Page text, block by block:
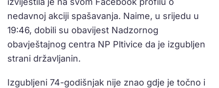
nedavnoj akciji spašavanja. Naime, u srijedu u
19:46, dobili su obavijest Nadzornog
obavještajnog centra NP Pltivice da je izgubljen
strani državljanin.
Izgubljeni 74-godišnjak nije znao gdje je točno i